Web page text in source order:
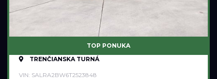
TOP PONUKA
TRENČIANSKA TURNÁ
VIN: SALRA2BW6T2523848